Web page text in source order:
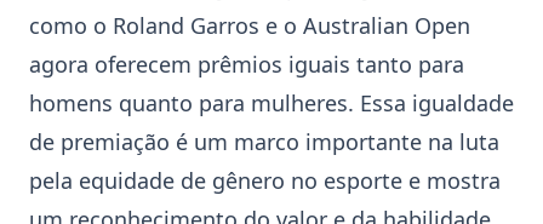
como o Roland Garros e o Australian Open
agora oferecem prêmios iguais tanto para
homens quanto para mulheres. Essa igualdade
de premiação é um marco importante na luta
pela equidade de gênero no esporte e mostra